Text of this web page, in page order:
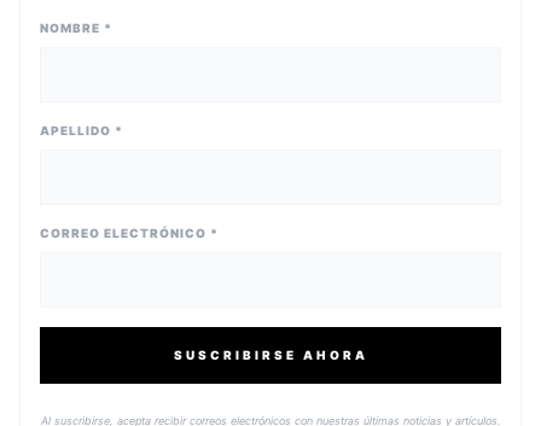
NOMBRE *
APELLIDO *
CORREO ELECTRÓNICO *
SUSCRIBIRSE AHORA
Al suscribirse, acepta recibir correos electrónicos con nuestras últimas noticias y artículos.